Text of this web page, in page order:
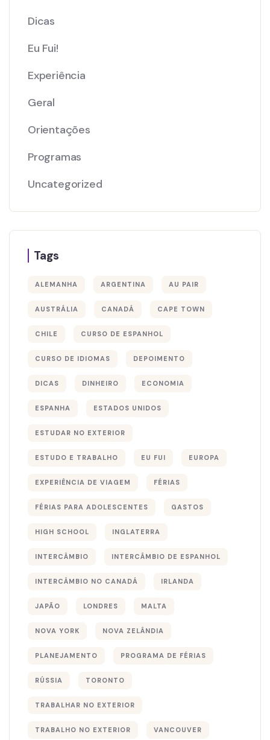
Dicas
Eu Fui!
Experiência
Geral
Orientações
Programas
Uncategorized
Tags
ALEMANHA ARGENTINA AU PAIR
AUSTRÁLIA CANADÁ CAPE TOWN
CHILE CURSO DE ESPANHOL
CURSO DE IDIOMAS DEPOIMENTO
DICAS DINHEIRO ECONOMIA
ESPANHA ESTADOS UNIDOS
ESTUDAR NO EXTERIOR
ESTUDO E TRABALHO EU FUI EUROPA
EXPERIÊNCIA DE VIAGEM FÉRIAS
FÉRIAS PARA ADOLESCENTES GASTOS
HIGH SCHOOL INGLATERRA
INTERCÂMBIO INTERCÂMBIO DE ESPANHOL
INTERCÂMBIO NO CANADÁ IRLANDA
JAPÃO LONDRES MALTA
NOVA YORK NOVA ZELÂNDIA
PLANEJAMENTO PROGRAMA DE FÉRIAS
RÚSSIA TORONTO
TRABALHAR NO EXTERIOR
TRABALHO NO EXTERIOR VANCOUVER